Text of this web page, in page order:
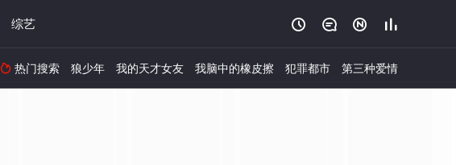
综艺    
 热门搜索 狼少年 我的天才女友 我脑中的橡皮擦 犯罪都市 第三种爱情